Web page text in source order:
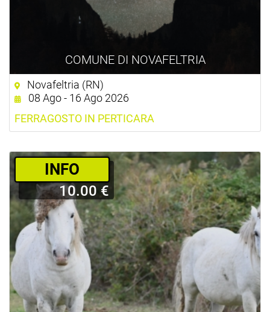
COMUNE DI NOVAFELTRIA
Novafeltria (RN)
08 Ago - 16 Ago 2026
FERRAGOSTO IN PERTICARA
­INFO
10.00 €